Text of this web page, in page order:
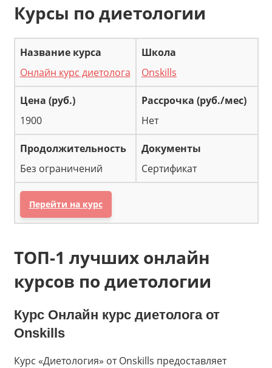
Курсы по диетологии
Онлайн курс диетолога Onskills
1900 Нет
Без ограничений Сертификат
Перейти на курс
ТОП-1 лучших онлайн
курсов по диетологии
Курс Онлайн курс диетологаот
Onskills
Курс «Диетология» от Onskills предоставляет